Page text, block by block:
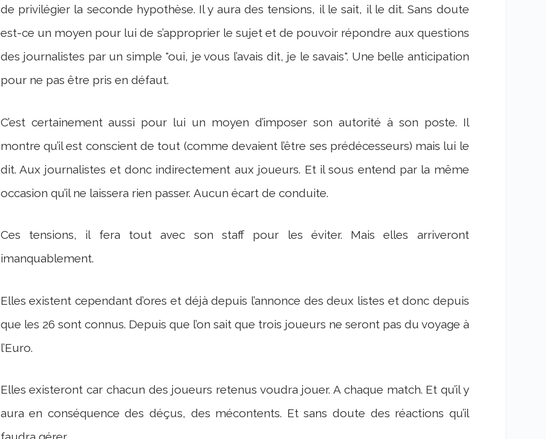
de privilégier la seconde hypothèse. Il y aura des tensions, il le sait, il le dit. Sans doute
est-ce un moyen pour lui de s’approprier le sujet et de pouvoir répondre aux questions
des journalistes par un simple "oui, je vous l’avais dit, je le savais". Une belle anticipation
pour ne pas être pris en défaut.
C’est certainement aussi pour lui un moyen d’imposer son autorité à son poste. Il
montre qu’il est conscient de tout (comme devaient l’être ses prédécesseurs) mais lui le
dit. Aux journalistes et donc indirectement aux joueurs. Et il sous entend par la même
occasion qu’il ne laissera rien passer. Aucun écart de conduite.
Ces tensions, il fera tout avec son staff pour les éviter. Mais elles arriveront
imanquablement.
Elles existent cependant d’ores et déjà depuis l’annonce des deux listes et donc depuis
que les 26 sont connus. Depuis que l’on sait que trois joueurs ne seront pas du voyage à
l’Euro.
Elles existeront car chacun des joueurs retenus voudra jouer. A chaque match. Et qu’il y
aura en conséquence des déçus, des mécontents. Et sans doute des réactions qu’il